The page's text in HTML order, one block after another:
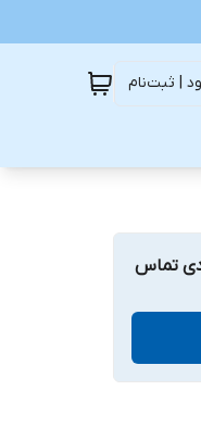
| ثبت‌نام
تماس